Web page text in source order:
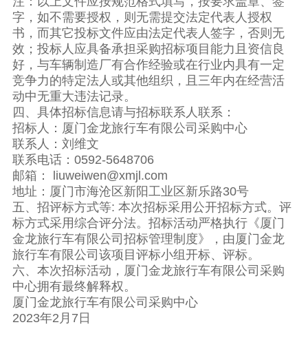
字，如不需要授权，则无需提交法定代表人授权
书，而其它投标文件应由法定代表人签字，否则无
效；投标人应具备承担采购招标项目能力且资信良
好，与车辆制造厂有合作经验或在行业内具有一定
竞争力的特定法人或其他组织，且三年内在经营活
动中无重大违法记录。
四、具体招标信息请与招标联系人联系：
招标人：厦门金龙旅行车有限公司采购中心
联系人：刘维文
联系电话：0592-5648706
邮箱： liuweiwen@xmjl.com
地址：厦门市海沧区新阳工业区新乐路30号
五、招评标方式等: 本次招标采用公开招标方式。评
标方式采用综合评分法。招标活动严格执行《厦门
金龙旅行车有限公司招标管理制度》，由厦门金龙
旅行车有限公司该项目评标小组开标、评标。
六、本次招标活动，厦门金龙旅行车有限公司采购
中心拥有最终解释权。
厦门金龙旅行车有限公司采购中心
2023年2月7日